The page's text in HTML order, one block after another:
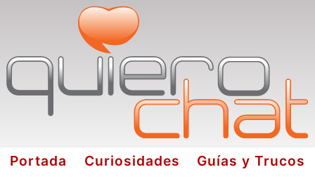
Portada Curiosidades
Guías y Trucos